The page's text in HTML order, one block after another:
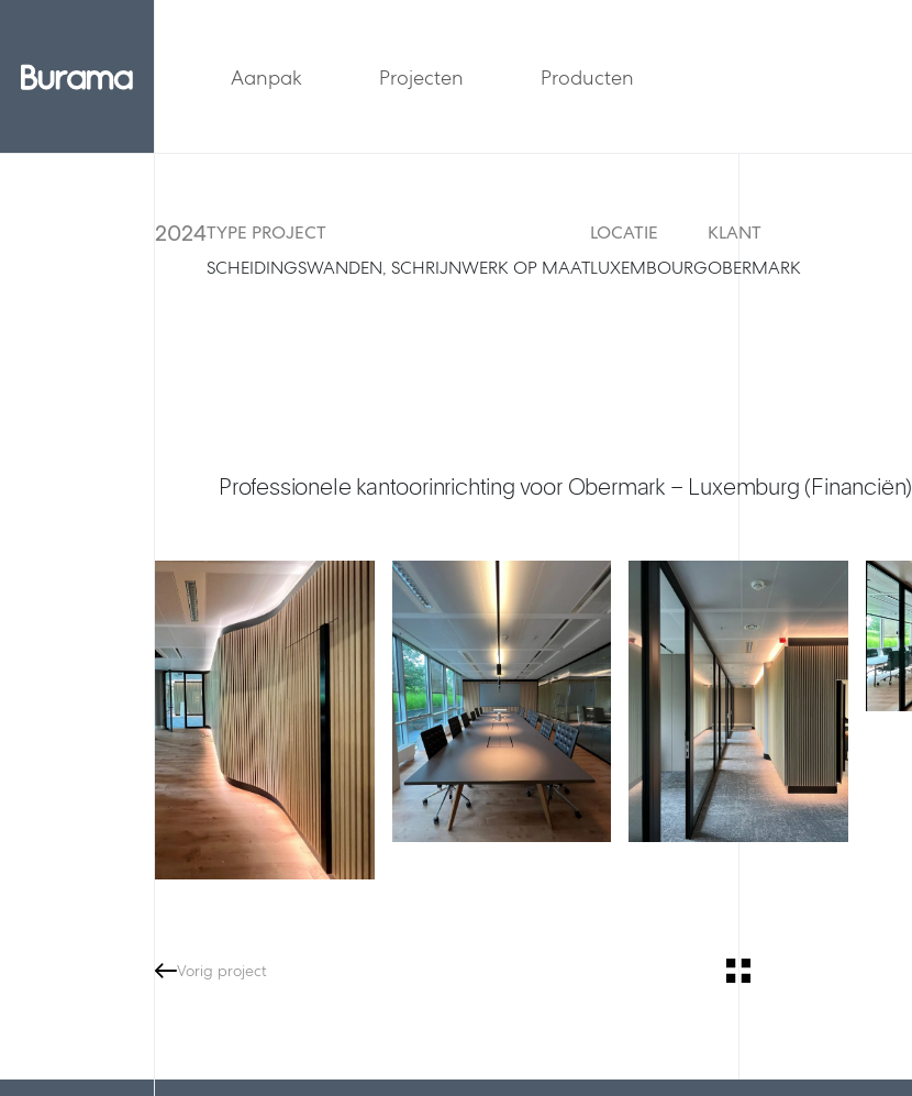
Aanpak Projecten Producten
KLANT
OBERMARK
2024TYPE PROJECT
SCHEIDINGSWANDEN, SCHRIJNWERK OP MAAT
LOCATIE
LUXEMBOURG
Professionele kantoorinrichting voor Obermark – Luxemburg (Financiën)
Vorig project